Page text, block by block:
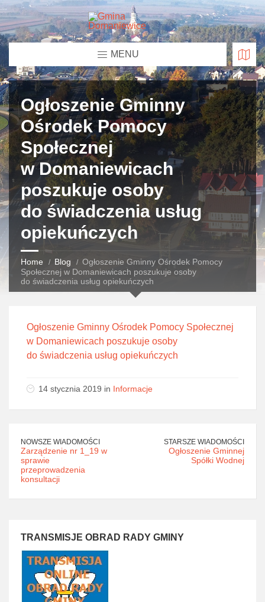
MENU
Ogłoszenie Gminny
Ośrodek Pomocy
Społecznej
w Domaniewicach
poszukuje osoby
do świadczenia usług
opiekuńczych
Home Blog
Ogłoszenie Gminny Ośrodek Pomocy
Społecznej w Domaniewicach poszukuje osoby
do świadczenia usług opiekuńczych
Ogłoszenie Gminny Ośrodek Pomocy Społecznej
w Domaniewicach poszukuje osoby
do świadczenia usług opiekuńczych
14 stycznia 2019 in Informacje
NOWSZE WIADOMOŚCI
Zarządzenie nr 1_19 w
sprawie
przeprowadzenia
konsultacji
STARSZE WIADOMOŚCI
Ogłoszenie Gminnej
Spółki Wodnej
TRANSMISJE OBRAD RADY GMINY